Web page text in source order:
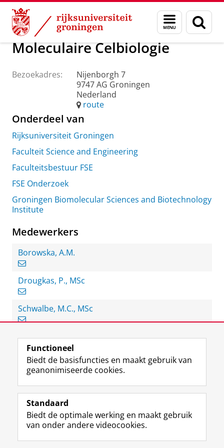
Skip
Content
Skip
Navigation
Menu
en
zoeken
Over ons Praktische zaken Waar vindt u ons
Moleculaire Celbiologie
Bezoekadres:
Nijenborgh 7
9747 AG Groningen
Nederland
route
Onderdeel van
Rijksuniversiteit Groningen
Faculteit Science and Engineering
Faculteitsbestuur FSE
FSE Onderzoek
Groningen Biomolecular Sciences and Biotechnology
Institute
Medewerkers
Borowska, A.M.
Drougkas, P., MSc
Schwalbe, M.C., MSc
View this page in:English
Volg de RUG
F
a
e
b
L
i
k
e
R
S
-
f
I
n
t
Y
o
T
Studiekiezers
Functioneel
Biedt de basisfuncties en maakt gebruik van
geanonimiseerde cookies.
Standaard
Biedt de optimale werking en maakt gebruik
van onder andere videocookies.